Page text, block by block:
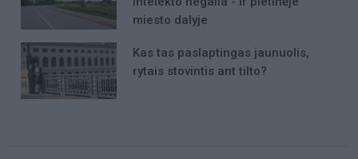
miesto dalyje
Kas tas paslaptingas jaunuolis,
rytais stovintis ant tilto?